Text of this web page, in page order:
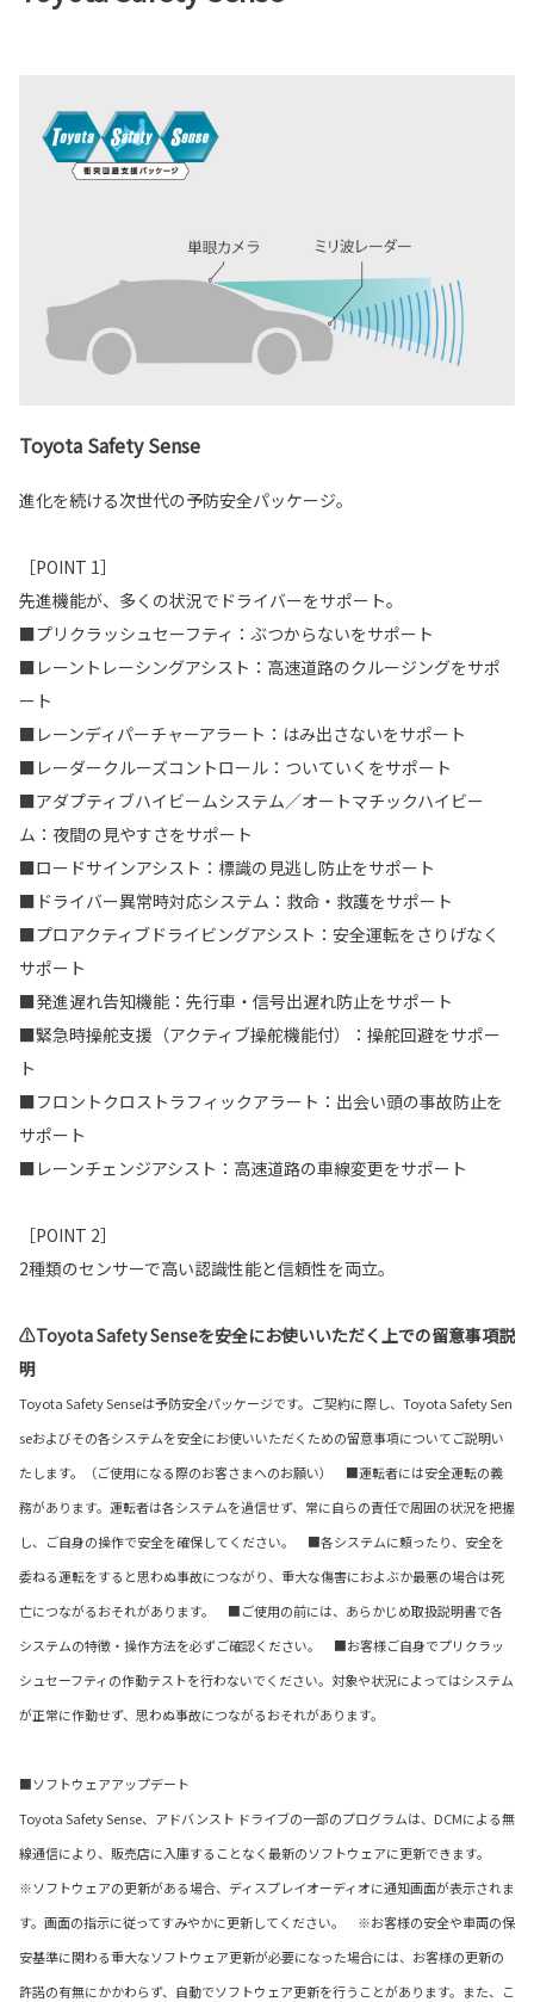
Toyota Safety Sense
進化を続ける次世代の予防安全パッケージ。
［POINT 1］
先進機能が、多くの状況でドライバーをサポート。
■プリクラッシュセーフティ：ぶつからないをサポート
■レーントレーシングアシスト：高速道路のクルージングをサポ
ート
■レーンディパーチャーアラート：はみ出さないをサポート
■レーダークルーズコントロール：ついていくをサポート
■アダプティブハイビームシステム／オートマチックハイビー
ム：夜間の見やすさをサポート
■ロードサインアシスト：標識の見逃し防止をサポート
■ドライバー異常時対応システム：救命・救護をサポート
■プロアクティブドライビングアシスト：安全運転をさりげなく
サポート
■発進遅れ告知機能：先行車・信号出遅れ防止をサポート
■緊急時操舵支援（アクティブ操舵機能付）：操舵回避をサポー
ト
■フロントクロストラフィックアラート：出会い頭の事故防止を
サポート
■レーンチェンジアシスト：高速道路の車線変更をサポート
［POINT 2］
2種類のセンサーで高い認識性能と信頼性を両立。
⚠Toyota Safety Senseを安全にお使いいただく上での留意事項説
明
Toyota Safety Senseは予防安全パッケージです。ご契約に際し、Toyota Safety Sen
seおよびその各システムを安全にお使いいただくための留意事項についてご説明い
たします。（ご使用になる際のお客さまへのお願い） ■運転者には安全運転の義
務があります。運転者は各システムを過信せず、常に自らの責任で周囲の状況を把握
し、ご自身の操作で安全を確保してください。 ■各システムに頼ったり、安全を
委ねる運転をすると思わぬ事故につながり、重大な傷害におよぶか最悪の場合は死
亡につながるおそれがあります。 ■ご使用の前には、あらかじめ取扱説明書で各
システムの特徴・操作方法を必ずご確認ください。 ■お客様ご自身でプリクラッ
シュセーフティの作動テストを行わないでください。対象や状況によってはシステム
が正常に作動せず、思わぬ事故につながるおそれがあります。
■ソフトウェアアップデート
Toyota Safety Sense、アドバンスト ドライブの一部のプログラムは、DCMによる無
線通信により、販売店に入庫することなく最新のソフトウェアに更新できます。
※ソフトウェアの更新がある場合、ディスプレイオーディオに通知画面が表示されま
す。画面の指示に従ってすみやかに更新してください。 ※お客様の安全や車両の保
安基準に関わる重大なソフトウェア更新が必要になった場合には、お客様の更新の
許諾の有無にかかわらず、自動でソフトウェア更新を行うことがあります。また、こ